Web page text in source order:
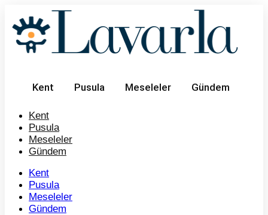
Kent Pusula Meseleler Gündem
Kent
Pusula
Meseleler
Gündem
Kent
Pusula
Meseleler
Gündem